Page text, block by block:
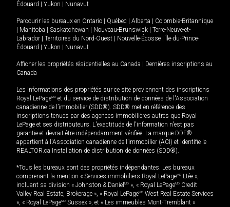
Édouard
Yukon Nunavut
Parcourir les bureaux en Ontario Québec Alberta
Colombie-Britannique
Manitoba Saskatchewan Nouveau-Brunswick
Terre-Neuve-et-
Labrador
Territoires du Nord-Ouest Nouvelle-Écosse
Île-du-Prince-
Édouard
Yukon Nunavut
Afficher les propriétés résidentielles au Canada
Dernières inscriptions au
Canada
Les informations des propriétés sur ce site proviennent des inscriptions
Royal LePageMD et du service de distribution de données de l'Association
canadienne de l’immobilier (SDD®). SDD® met en référence des
inscriptions tenues par des agences immobilières autres que Royal
LePage et ses distributeurs. L'exactitude de l'information n'est pas
garantie et devrait être indépendamment vérifiée. La marque DDF®
appartient à l'Association canadienne de l’immobilier (ACI) et identifie le
REALTOR.ca Installation de distribution de données (SDD®).
*Tous les bureaux sont des propriétés indépendantes. Les bureaux
comprenant la mention « Services immobiliers Royal LePageMD Ltée »,
incluant sa division « Johnston & Daniel MD », « Royal LePageMD Credit
Valley Real Estate, Brokerage », « Royal LePageMD West Real Estate Services
», « Royal LePageMD Sussex », et « Les immeubles Mont-Tremblant »